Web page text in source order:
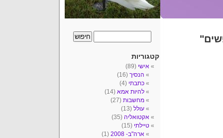
קטגוריות
אישי (89)
הנסיך (16)
כתבתי (4)
להיות אמא (14)
מחשבות (27)
עולל (13)
אקטואליה (35)
טיילתי (15)
ארה"ב- 2008
(1)